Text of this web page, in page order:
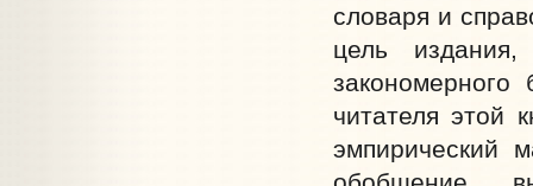
словаря и
цель
читателя этой
эмпирический